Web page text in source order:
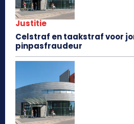
Justitie
Celstraf en taakstraf voor
pinpasfraudeur